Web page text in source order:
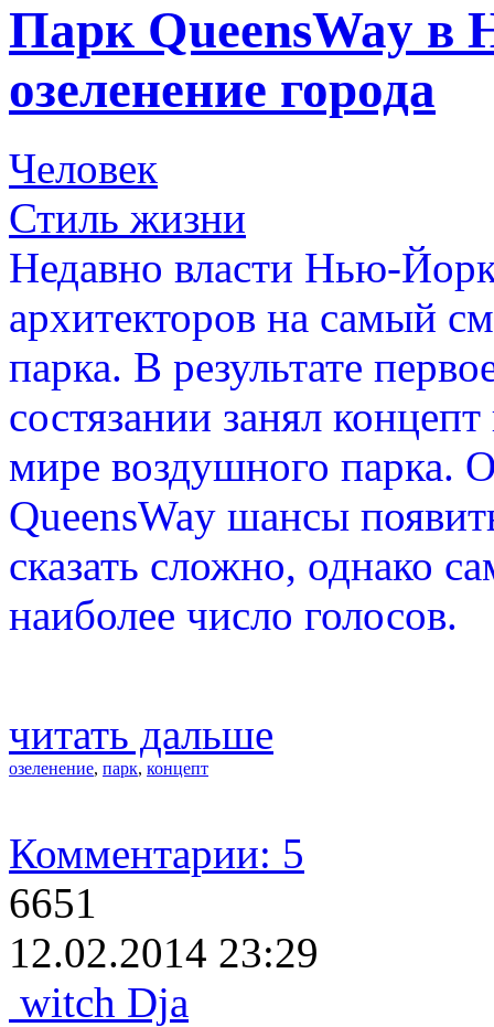
Парк QueensWay в
озеленение города
Человек
Стиль жизни
Недавно власти Нью-
архитекторов на самый
парка. В результате
состязании занял
мире воздушного парка.
QueensWay шансы
сказать сложно, однако
наиболее число голосов.
читать дальше
озеленение, парк, концепт
Комментарии: 5
6651
12.02.2014 23:29
witch Dja